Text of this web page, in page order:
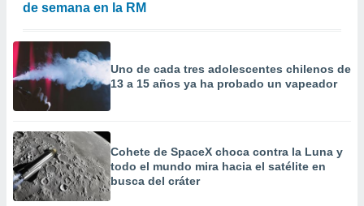
de semana en la RM
Uno de cada tres adolescentes chilenos de
13 a 15 años ya ha probado un vapeador
Cohete de SpaceX choca contra la Luna y
todo el mundo mira hacia el satélite en
busca del cráter